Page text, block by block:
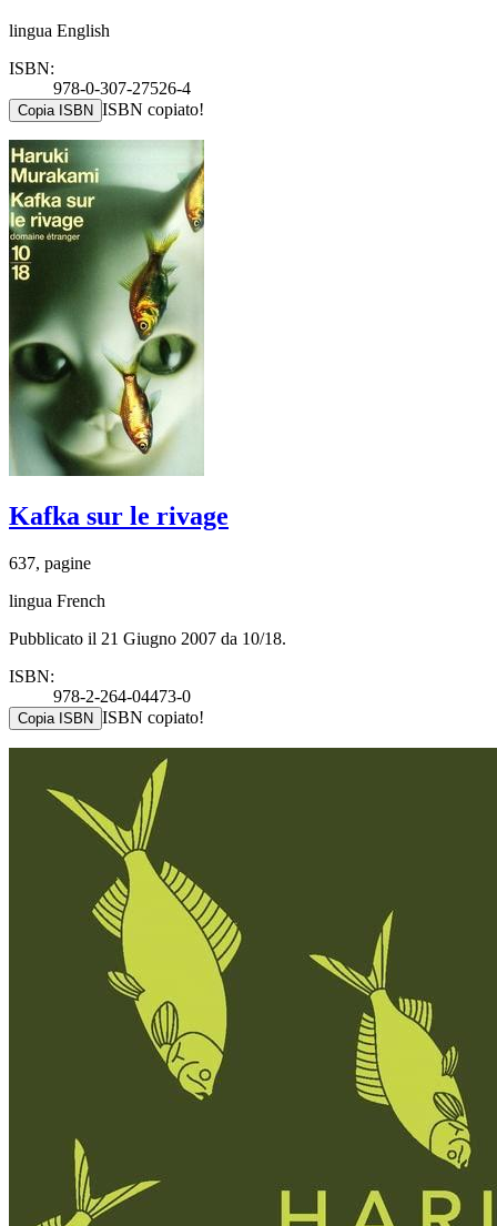
lingua English
ISBN:
978-0-307-27526-4
Copia ISBN ISBN copiato!
Kafka sur le rivage
637, pagine
lingua French
Pubblicato il 21 Giugno 2007 da 10/18.
ISBN:
978-2-264-04473-0
Copia ISBN ISBN copiato!